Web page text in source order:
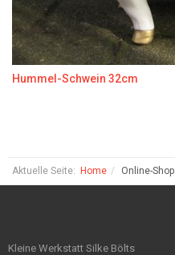
Hummel-Schwein 32cm
Aktuelle Seite: Home Online-Shop
Kleine Werkstatt Silke Bölts